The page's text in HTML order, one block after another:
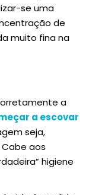
se uma
de
muito fina na
a
a escovar
seja,
aos
higiene